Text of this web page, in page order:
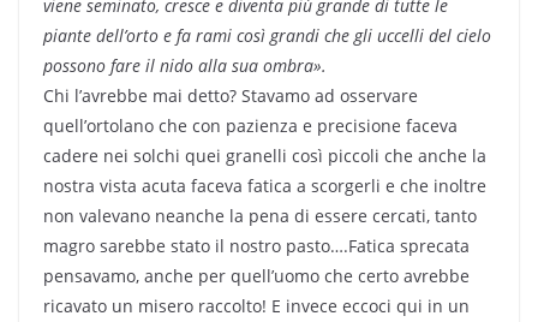
viene seminato, cresce e diventa più grande di tutte le
piante dell’orto e fa rami così grandi che gli uccelli del cielo
possono fare il nido alla sua ombra».
Chi l’avrebbe mai detto? Stavamo ad osservare
quell’ortolano che con pazienza e precisione faceva
cadere nei solchi quei granelli così piccoli che anche la
nostra vista acuta faceva fatica a scorgerli e che inoltre
non valevano neanche la pena di essere cercati, tanto
magro sarebbe stato il nostro pasto….Fatica sprecata
pensavamo, anche per quell’uomo che certo avrebbe
ricavato un misero raccolto! E invece eccoci qui in un